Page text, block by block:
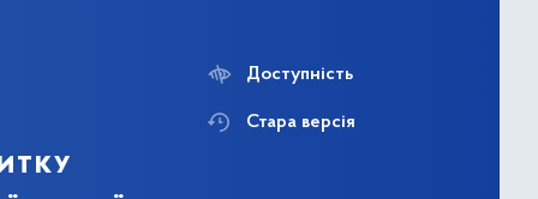
Доступність
Стара версія